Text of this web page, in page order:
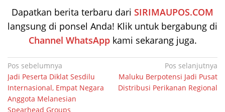
Dapatkan berita terbaru dari SIRIMAUPOS.COM
langsung di ponsel Anda! Klik untuk bergabung di
Channel WhatsAppkami sekarang juga.
Navigasi
pos
Pos sebelumnya
Jadi Peserta Diklat Sesdilu
Internasional, Empat Negara
Anggota Melanesian
Spearhead Groups
Pos selanjutnya
Maluku Berpotensi Jadi Pusat
Distribusi Perikanan Regional